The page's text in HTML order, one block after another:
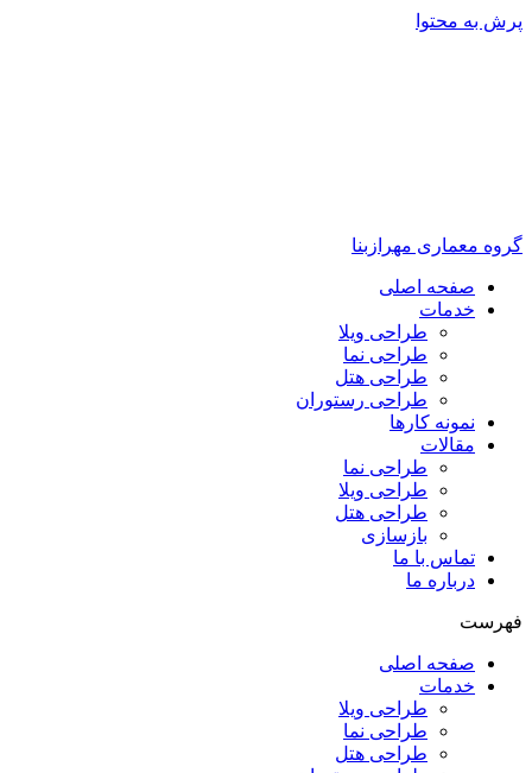
پرش به محتوا
گروه معماری مهرازبنا
صفحه اصلی
خدمات
طراحی ویلا
طراحی نما
طراحی هتل
طراحی رستوران
نمونه کارها
مقالات
طراحی نما
طراحی ویلا
طراحی هتل
بازسازی
تماس با ما
درباره ما
فهرست
صفحه اصلی
خدمات
طراحی ویلا
طراحی نما
طراحی هتل